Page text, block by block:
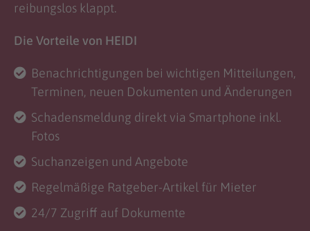
reibungslos klappt.
Die Vorteile von HEIDI
Benachrichtigungen bei wichtigen Mitteilungen,
Terminen, neuen Dokumenten und Änderungen
Schadensmeldung direkt via Smartphone inkl.
Fotos
Suchanzeigen und Angebote
Regelmäßige Ratgeber-Artikel für Mieter
24/7 Zugriff auf Dokumente